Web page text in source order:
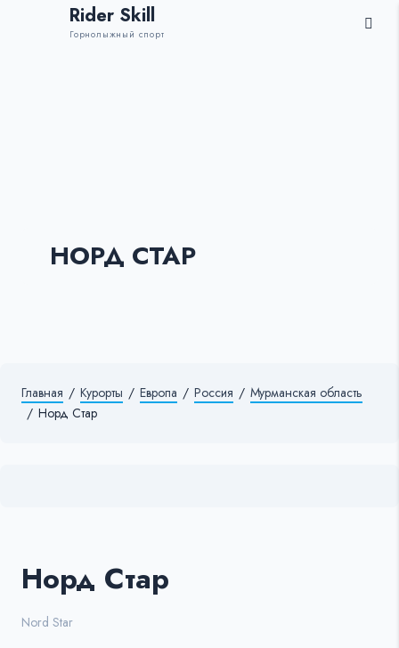
Rider Skill
Горнолыжный спорт
НОРД СТАР
Главная / Курорты / Европа / Россия / Мурманская область
/ Норд Стар
Норд Стар
Nord Star